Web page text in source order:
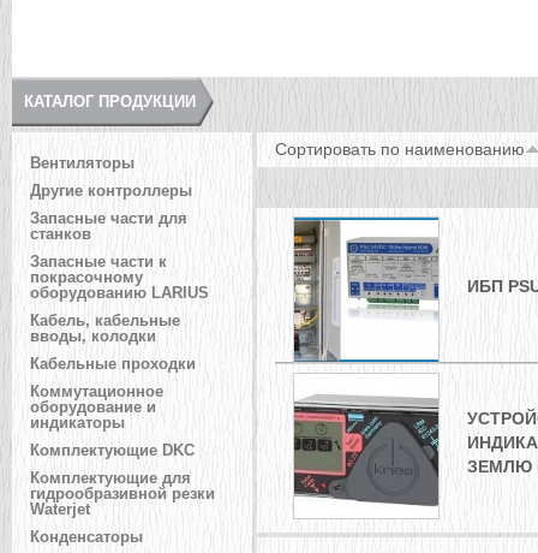
КАТАЛОГ ПРОДУКЦИИ
Вентиляторы
Другие контроллеры
Запасные части для
станков
Запасные части к
покрасочному
оборудованию LARIUS
Кабель, кабельные
вводы, колодки
Кабельные проходки
Коммутационное
оборудование и
индикаторы
Комплектующие DKC
Комплектующие для
гидрообразивной резки
Waterjet
Конденсаторы
Сортировать по наименованию
ИБП
ЗЕМЛЮ